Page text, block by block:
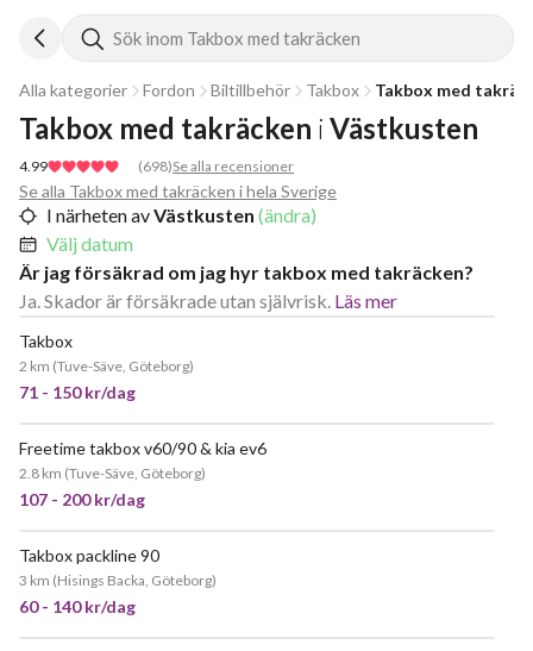
Sök inom Takbox med takräcken
Alla kategorier Fordon Biltillbehör Takbox Takbox med
4.99 (698)Se alla recensioner
Takbox med takräcken i Västkusten
Se alla Takbox med takräcken i hela Sverige
I närheten avVästkusten (ändra)
Välj datum
Är jag försäkrad om jag hyr takbox med takräcken?
Ja. Skador är försäkrade utan självrisk. Läs mer
Takbox
2 km (Tuve-Säve, Göteborg)
71 - 150 kr/dag
Freetime takbox v60/90 & kia ev6
2.8 km (Tuve-Säve, Göteborg)
107 - 200 kr/dag
Takbox packline 90
3 km (Hisings Backa, Göteborg)
60 - 140 kr/dag